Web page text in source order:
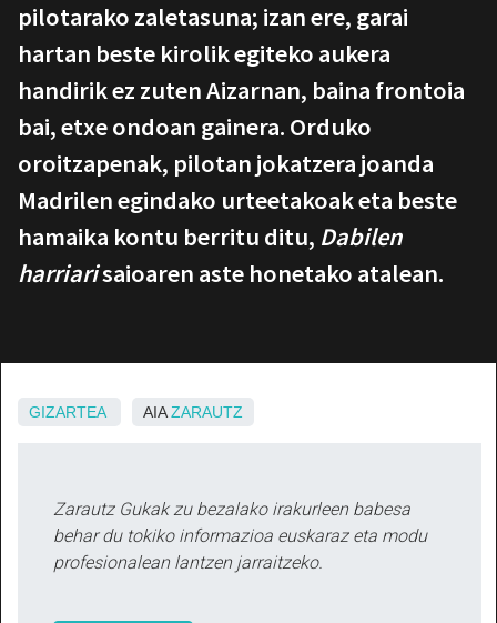
pilotarako zaletasuna; izan ere, garai
hartan beste kirolik egiteko aukera
handirik ez zuten Aizarnan, baina frontoia
bai, etxe ondoan gainera. Orduko
oroitzapenak, pilotan jokatzera joanda
Madrilen egindako urteetakoak eta beste
hamaika kontu berritu ditu, Dabilen
harriarisaioaren aste honetako atalean.
GIZARTEA AIAZARAUTZ
Zarautz Gukak zu bezalako irakurleen babesa
behar du tokiko informazioa euskaraz eta modu
profesionalean lantzen jarraitzeko.